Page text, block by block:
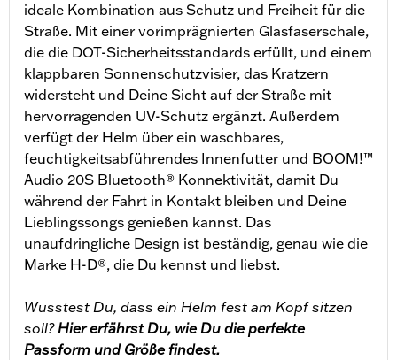
ideale Kombination aus Schutz und Freiheit für die
Straße. Mit einer vorimprägnierten Glasfaserschale,
die die DOT-Sicherheitsstandards erfüllt, und einem
klappbaren Sonnenschutzvisier, das Kratzern
widersteht und Deine Sicht auf der Straße mit
hervorragenden UV-Schutz ergänzt. Außerdem
verfügt der Helm über ein waschbares,
feuchtigkeitsabführendes Innenfutter und BOOM!™
Audio 20S Bluetooth® Konnektivität, damit Du
während der Fahrt in Kontakt bleiben und Deine
Lieblingssongs genießen kannst. Das
unaufdringliche Design ist beständig, genau wie die
Marke H-D®, die Du kennst und liebst.
Wusstest Du, dass ein Helm fest am Kopf sitzen
soll?Hier erfährst Du, wie Du die perfekte
Passform und Größe findest.